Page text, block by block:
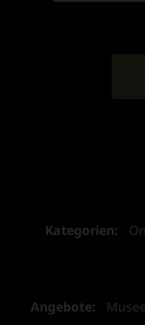
Kategorien:
Angebote: